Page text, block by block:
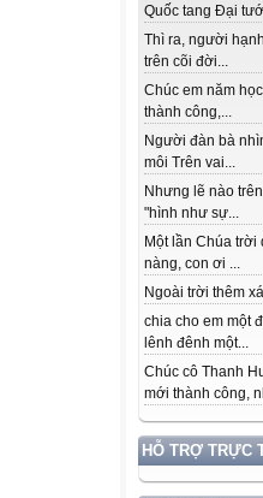
Quốc tang Đại
Thì ra, người
trên cõi đời...
Chúc em năm
thành công,...
Người đàn bà
môi Trên vai...
Nhưng lẽ nào
"hình như sự...
Một lần Chúa
nàng, con ơi ...
Ngoài trời thêm
chia cho em một
lênh đênh một...
Chúc cô Thanh
mới thành công,
HỖ TRỢ TRỰC